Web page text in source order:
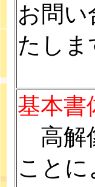
お問い
たしま
基本書
高解
こと